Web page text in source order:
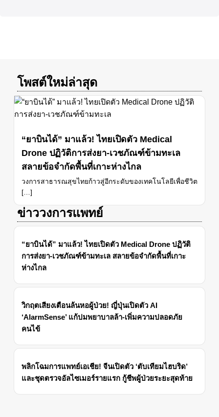
โพสต์ใหม่ล่าสุด
“ยาบินได้” มาแล้ว! ไทยเปิดตัว Medical
Drone ปฏิวัติการส่งยา-เวชภัณฑ์ข้ามทะเล
สลายข้อจำกัดพื้นที่เกาะห่างไกล
วงการสาธารณสุขไทยก้าวสู่อีกระดับของเทคโนโลยีเพื่อชีวิต
[…]
ข่าววงการแพทย์
“ยาบินได้” มาแล้ว! ไทยเปิดตัว Medical Drone ปฏิวัติ
การส่งยา-เวชภัณฑ์ข้ามทะเล สลายข้อจำกัดพื้นที่เกาะ
ห่างไกล
วิกฤตเสียงเตือนล้นหอผู้ป่วย! ญี่ปุ่นเปิดตัว AI
‘AlarmSense’ แก้ปมพยาบาลล้า-เพิ่มความปลอดภัย
คนไข้
พลิกโฉมการแพทย์เอเชีย! จีนเปิดตัว ‘ตับเทียมไฮบริด’
และชุดตรวจอัลไซเมอร์รายแรก กู้ชีพผู้ป่วยระยะสุดท้าย